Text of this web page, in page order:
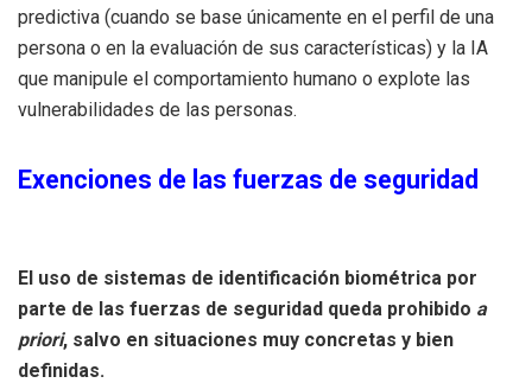
predictiva (cuando se base únicamente en el perfil de una
persona o en la evaluación de sus características) y la IA
que manipule el comportamiento humano o explote las
vulnerabilidades de las personas.
Exenciones de las fuerzas de seguridad
El uso de sistemas de identificación biométrica por
parte de las fuerzas de seguridad queda prohibido a
priori, salvo en situaciones muy concretas y bien
definidas.